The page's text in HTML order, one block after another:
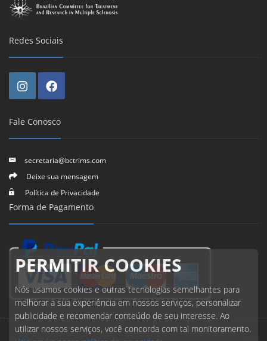
Redes Sociais
Fale Conosco
secretaria@bctrims.com
Deixe sua mensagem
Política de Privacidade
Forma de Pagamento
PERMITIR COOKIES
Nós usamos cookies e outras tecnologias semelhantes para
melhorar a sua experiência em nossos serviços, personalizar
publicidade e recomendar conteúdo de seu interesse. Ao
utilizar nossos serviços, você concorda com tal monitoramento.